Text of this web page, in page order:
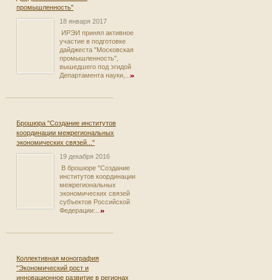
промышленность"
18 января 2017
ИРЭИ принял активное
участие в подготовке
дайджеста "Московская
промышленность",
вышедшего под эгидой
Департамента науки,...
Брошюра "Создание институтов
координации межрегиональных
экономических связей..."
19 декабря 2016
В брошюре "Создание
институтов координации
межрегиональных
экономических связей
субъектов Российской
Федерации:...
Коллективная монография
"Экономический рост и
инновационное развитие в регионах